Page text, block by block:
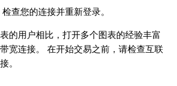
Русский
Türkçe
查您的连接并重新登录。
的用户相比，打开多个图表的经验丰富
宽连接。 在开始交易之前，请检查互联
。